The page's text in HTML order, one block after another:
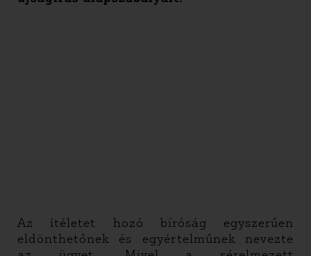
Az ítéletet hozó bíróság egyszerűen
eldönthetőnek és egyértelműnek nevezte